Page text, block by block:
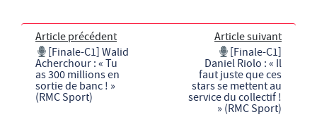
Article précédent
[Finale-C1] Walid
Acherchour : « Tu
as 300 millions en
sortie de banc ! »
(RMC Sport)
Article suivant
[Finale-C1]
Daniel Riolo : « Il
faut juste que ces
stars se mettent au
service du collectif !
» (RMC Sport)